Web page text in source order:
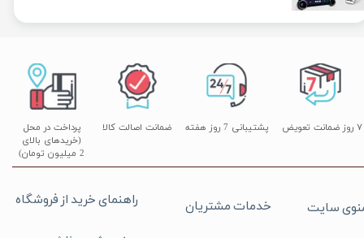
پشتیبانی 7 روز هفته
پرداخت در محل
(خریدهای بالای
2 میلیون تومان)
۷ روز ضمانت تعویض ضمانت اصالت کالا
راهنمای خرید از فروشگاه خدمات مشتریان سایت